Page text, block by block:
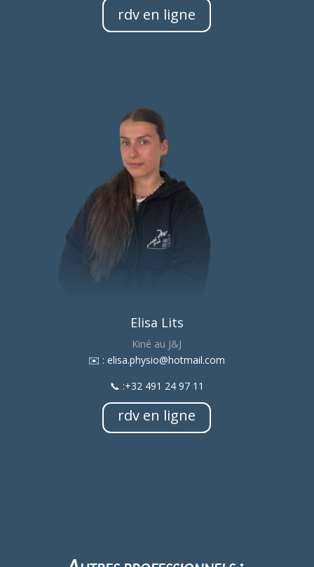
rdv en ligne
Elisa Lits
Kiné au J&J
​✉️ : elisa.physio@hotmail.com
📞 :+32 491 24 97 11
rdv en ligne